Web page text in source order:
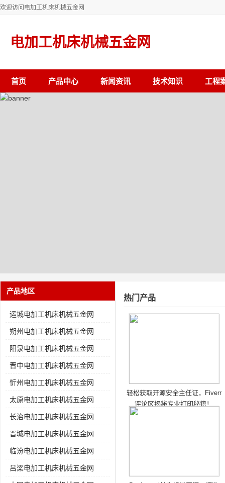
欢迎访问电加工机床机械五金网
电加工机床机械五金网
首页 产品中心 新闻资讯 技术知识 工程
产品地区
运城电加工机床机械五金网
朔州电加工机床机械五金网
阳泉电加工机床机械五金网
晋中电加工机床机械五金网
忻州电加工机床机械五金网
太原电加工机床机械五金网
长治电加工机床机械五金网
晋城电加工机床机械五金网
临汾电加工机床机械五金网
吕梁电加工机床机械五金网
热门产品
轻松获取开源安全主任证，Fiverr
评论区揭秘专业打印秘籍！